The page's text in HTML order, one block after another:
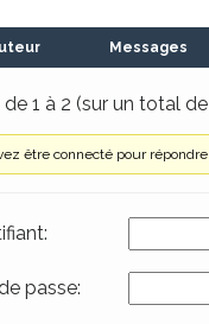
Messages
de 1 à 2 (sur un total
être connecté pour
passe: